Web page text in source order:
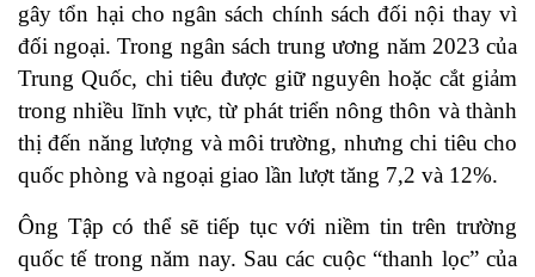
gây tổn hại cho ngân sách chính sách đối nội thay vì
đối ngoại. Trong ngân sách trung ương năm 2023 của
Trung Quốc, chi tiêu được giữ nguyên hoặc cắt giảm
trong nhiều lĩnh vực, từ phát triển nông thôn và thành
thị đến năng lượng và môi trường, nhưng chi tiêu cho
quốc phòng và ngoại giao lần lượt tăng 7,2 và 12%.
Ông Tập có thể sẽ tiếp tục với niềm tin trên trường
quốc tế trong năm nay. Sau các cuộc “thanh lọc” của